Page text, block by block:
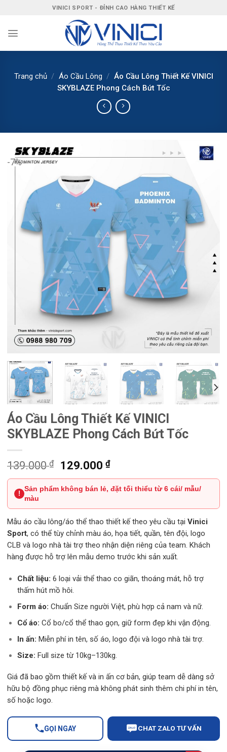
nội
VINICI SPORT - ĐỈNH CAO HÀNG THIẾT KẾ
Trang chủ / Áo Cầu Lông / Áo Cầu Lông Thiết Kế VINICI
SKYBLAZE Phong Cách Bứt Tốc
-7%
Áo Cầu Lông Thiết Kế VINICI
SKYBLAZE Phong Cách Bứt Tốc
139.000₫
Giá
gốc
là:
139.000 ₫.
129.000 ₫Giá
hiện
tại
là:
129.000 ₫.
!
Sản phẩm không bán lẻ, đặt tối thiểu từ 6 cái/ mẫu/
màu
Mẫu áo cầu lông/áo thể thao thiết kế theo yêu cầu tại Vinici
Sport, có thể tùy chỉnh màu áo, họa tiết, quần, tên đội, logo
CLB và logo nhà tài trợ theo nhận diện riêng của team. Khách
hàng được hỗ trợ lên mẫu demo trước khi sản xuất.
Chất liệu: 6 loại vải thể thao co giãn, thoáng mát, hỗ trợ
thấm hút mồ hôi.
Form áo: Chuẩn Size người Việt, phù hợp cả nam và nữ.
Cổ áo: Cổ bo/cổ thể thao gọn, giữ form đẹp khi vận động.
In ấn: Miễn phí in tên, số áo, logo đội và logo nhà tài trợ.
Size: Full size từ 10kg–130kg.
Giá đã bao gồm thiết kế và in ấn cơ bản, giúp team dễ dàng sở
hữu bộ đồng phục riêng mà không phát sinh thêm chi phí in tên,
số hoặc logo.
GỌI NGAY ZALO CHAT ZALO TƯ VẤN